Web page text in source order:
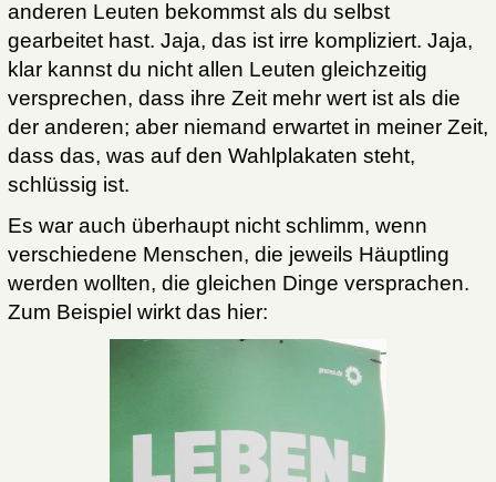
anderen Leuten bekommst als du selbst
gearbeitet hast. Jaja, das ist irre kompliziert. Jaja,
klar kannst du nicht allen Leuten gleichzeitig
versprechen, dass ihre Zeit mehr wert ist als die
der anderen; aber niemand erwartet in meiner Zeit,
dass das, was auf den Wahlplakaten steht,
schlüssig ist.
Es war auch überhaupt nicht schlimm, wenn
verschiedene Menschen, die jeweils Häuptling
werden wollten, die gleichen Dinge versprachen.
Zum Beispiel wirkt das hier: